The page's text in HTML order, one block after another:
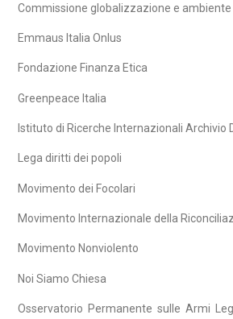
Commissione globalizzazione e ambiente
Emmaus Italia Onlus
Fondazione Finanza Etica
Greenpeace Italia
Istituto di Ricerche Internazionali Archivio
Lega diritti dei popoli
Movimento dei Focolari
Movimento Internazionale della
Movimento Nonviolento
Noi Siamo Chiesa
Osservatorio Permanente sulle Armi